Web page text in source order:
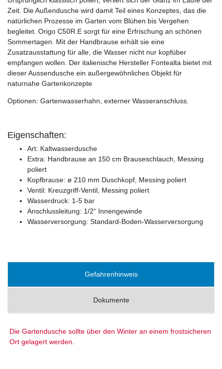
Zeit. Die Außendusche wird damit Teil eines Konzeptes, das die
natürlichen Prozesse im Garten vom Blühen bis Vergehen
begleitet. Origo C50R.E sorgt für eine Erfrischung an schönen
Sommertagen. Mit der Handbrause erhält sie eine
Zusatzausstattung für alle, die Wasser nicht nur kopfüber
empfangen wollen. Der italienische Hersteller Fontealta bietet mit
dieser Aussendusche ein außergewöhnliches Objekt für
naturnahe Gartenkonzepte
Optionen: Gartenwasserhahn, externer Wasseranschluss.
Eigenschaften:
Art: Kaltwasserdusche
Extra: Handbrause an 150 cm Brauseschlauch, Messing
poliert
Kopfbrause: ø 210 mm Duschkopf, Messing poliert
Ventil: Kreuzgriff-Ventil, Messing poliert
Wasserdruck: 1-5 bar
Anschlussleitung: 1/2“ Innengewinde
Wasserversorgung: Standard-Boden-Wasserversorgung
Gefahrenhinweis
Dokumente
Die Gartendusche sollte über den Winter an einem frostsicheren
Ort gelagert werden.